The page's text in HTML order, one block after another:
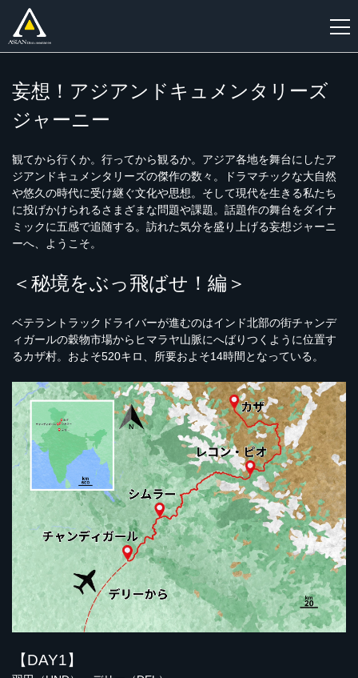
妄想！アジアンドキュメンタリーズ
ジャーニー
観てから行くか。行ってから観るか。アジア各地を舞台にしたア
ジアンドキュメンタリーズの傑作の数々。ドラマチックな大自然
や悠久の時代に受け継ぐ文化や思想。そして現代を生きる私たち
に投げかけられるさまざまな問題や課題。話題作の舞台をダイナ
ミックに五感で追随する。訪れた気分を盛り上げる妄想ジャーニ
ーへ、ようこそ。
＜秘境をぶっ飛ばせ！編＞
ベテラントラックドライバーが進むのはインド北部の街チャンデ
ィガールの穀物市場からヒマラヤ山脈にへばりつくように位置す
るカザ村。およそ520キロ、所要およそ14時間となっている。
【DAY1】